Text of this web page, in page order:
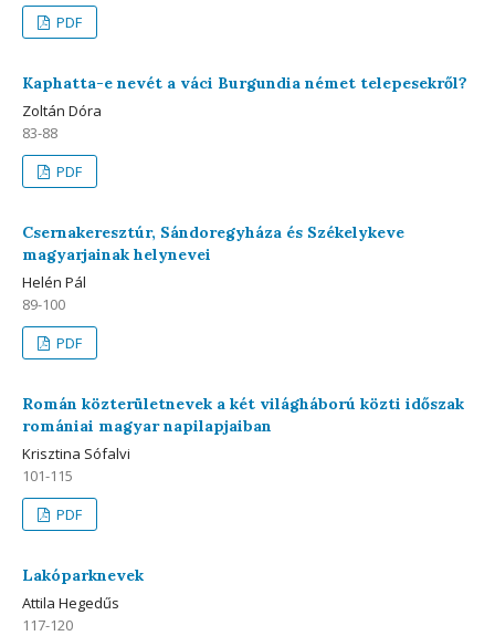
PDF
Kaphatta-e nevét a váci Burgundia német telepesekről?
Zoltán Dóra
83-88
PDF
Csernakeresztúr, Sándoregyháza és Székelykeve
magyarjainak helynevei
Helén Pál
89-100
PDF
Román közterületnevek a két világháború közti időszak
romániai magyar napilapjaiban
Krisztina Sófalvi
101-115
PDF
Lakóparknevek
Attila Hegedűs
117-120